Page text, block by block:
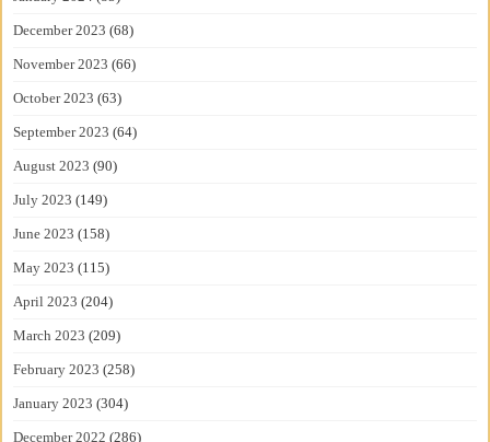
December 2023 (68)
November 2023 (66)
October 2023 (63)
September 2023 (64)
August 2023 (90)
July 2023 (149)
June 2023 (158)
May 2023 (115)
April 2023 (204)
March 2023 (209)
February 2023 (258)
January 2023 (304)
December 2022 (286)